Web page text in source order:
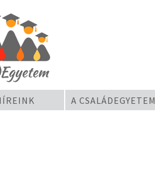
A CSALÁDEGYETEM